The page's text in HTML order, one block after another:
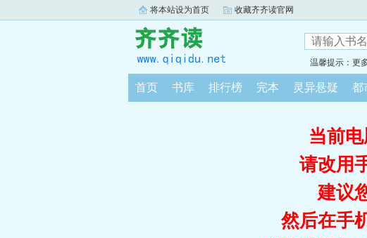
将本站设为首页 收藏齐齐读官网
温馨提示：更
首页 书库 排行榜 完本 灵异悬疑 都
当前
请改用
建议
然后在手